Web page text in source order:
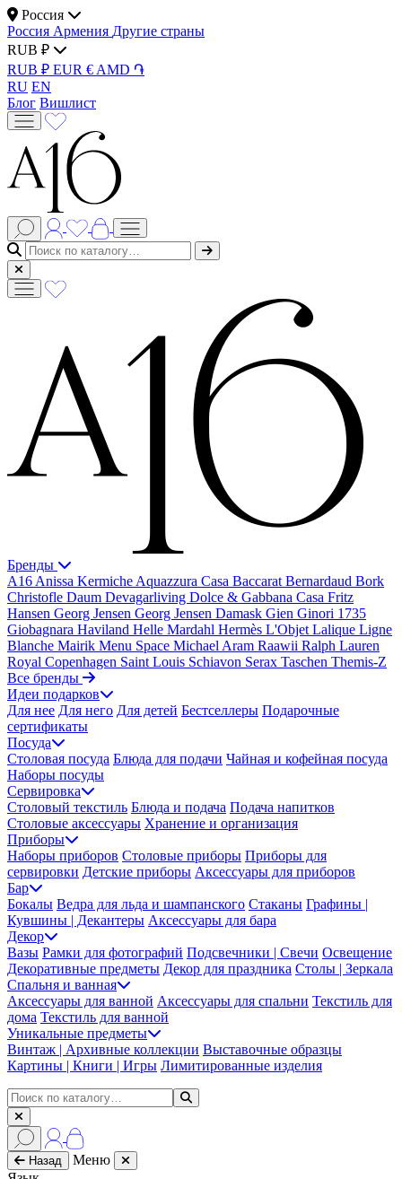
Россия
Россия Армения Другие страны
RUB ₽
RUB ₽ EUR € AMD ֏
RU EN
Блог Вишлист
Бренды
A16 Anissa Kermiche Aquazzura Casa Baccarat Bernardaud Bork
Christofle Daum Devagarliving Dolce & Gabbana Casa Fritz
Hansen Georg Jensen Georg Jensen Damask Gien Ginori 1735
Giobagnara Haviland Helle Mardahl Hermès L'Objet Lalique Ligne
Blanche Mairik Menu Space Michael Aram Raawii Ralph Lauren
Royal Copenhagen Saint Louis Schiavon Serax Taschen Themis-Z
Все бренды
Идеи подарков
Для нее Для него Для детей Бестселлеры Подарочные
сертификаты
Посуда
Столовая посуда Блюда для подачи Чайная и кофейная посуда
Наборы посуды
Сервировка
Столовый текстиль Блюда и подача Подача напитков
Столовые аксессуары Хранение и организация
Приборы
Наборы приборов Столовые приборы Приборы для
сервировки Детские приборы Аксессуары для приборов
Бар
Бокалы Ведра для льда и шампанского Стаканы Графины |
Кувшины | Декантеры Аксессуары для бара
Декор
Вазы Рамки для фотографий Подсвечники | Свечи Освещение
Декоративные предметы Декор для праздника Столы | Зеркала
Спальня и ванная
Аксессуары для ванной Аксессуары для спальни Текстиль для
дома Текстиль для ванной
Уникальные предметы
Винтаж | Архивные коллекции Выставочные образцы
Картины | Книги | Игры Лимитированные изделия
Назад
Меню